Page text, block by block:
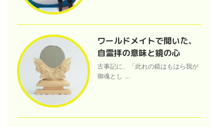
ワールドメイトで聞いた、
自霊拝の意味と鏡の心
古事記に、「此れの鏡はもはら我が
御魂とし ...